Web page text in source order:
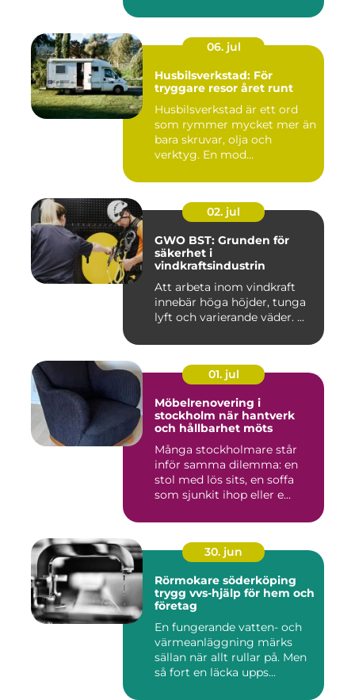
06. jul
Husbilsverkstad: För
tryggare resor året runt
Husbilsverkstad är ett ord
som rymmer mycket mer än
bara skruvar, olja och
verktyg. En mod...
02. jul
GWO BST: Grunden för
säkerhet i
vindkraftsindustrin
Att arbeta inom vindkraft
innebär höga höjder, tunga
lyft och varierande väder. ...
01. jul
Möbelrenovering i
stockholm när hantverk
och hållbarhet möts
Många stockholmare står
inför samma dilemma: en
stol med lös sits, en soffa
som sjunkit ihop eller e...
30. jun
Rörmokare söderköping
trygg vvs-hjälp för hem och
företag
En fungerande vatten- och
värmeanläggning märks
sällan när allt rullar på. Men
så fort en läcka upps...